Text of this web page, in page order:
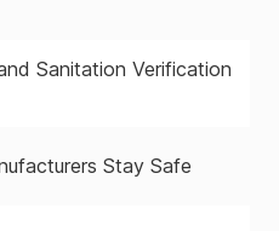
Sanitation Verification
Stay Safe